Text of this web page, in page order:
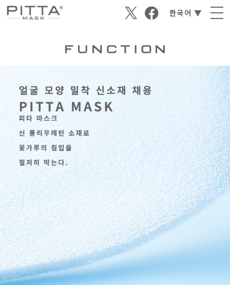
한국어 ▼